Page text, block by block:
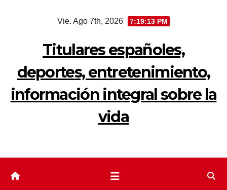
Vie. Ago 7th, 2026 7:19:13 PM
Titulares españoles,
deportes, entretenimiento,
información integral sobre la
vida